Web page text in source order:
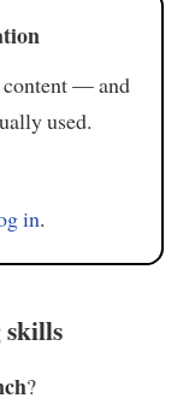
content — and
used.
in.
?